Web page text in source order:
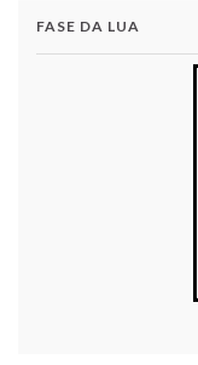
FASE DA LUA